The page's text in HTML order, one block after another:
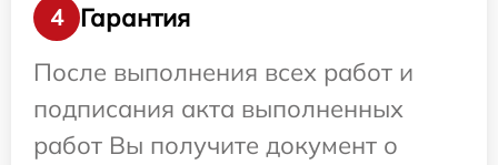
4
Гарантия
После выполнения всех работ и
подписания акта выполненных
работ Вы получите документ о